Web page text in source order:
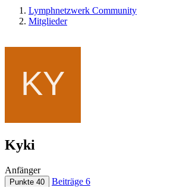
Lymphnetzwerk Community
Mitglieder
Kyki
Anfänger
Punkte 40 Beiträge 6